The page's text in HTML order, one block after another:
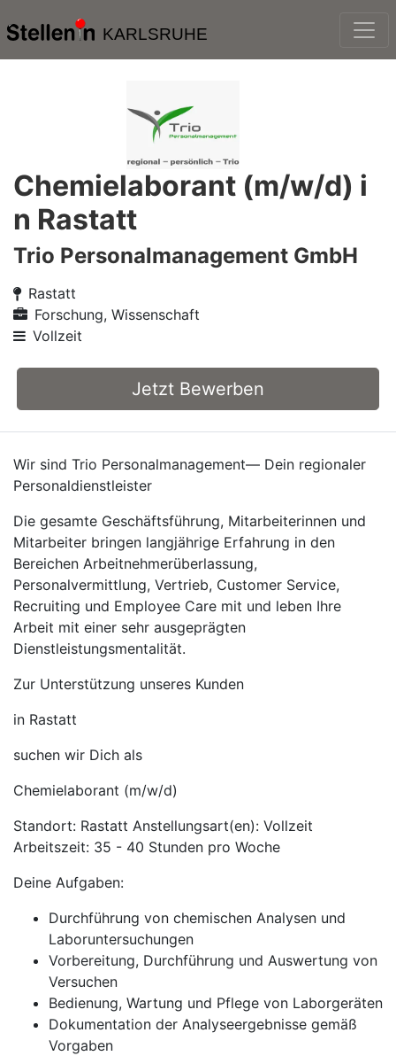
KARLSRUHE
Chemielaborant (m/w/d) i
n Rastatt
Trio Personalmanagement GmbH
Rastatt
Forschung, Wissenschaft
Vollzeit
Jetzt Bewerben
Wir sind Trio Personalmanagement— Dein regionaler
Personaldienstleister
Die gesamte Geschäftsführung, Mitarbeiterinnen und
Mitarbeiter bringen langjährige Erfahrung in den
Bereichen Arbeitnehmerüberlassung,
Personalvermittlung, Vertrieb, Customer Service,
Recruiting und Employee Care mit und leben Ihre
Arbeit mit einer sehr ausgeprägten
Dienstleistungsmentalität.
Zur Unterstützung unseres Kunden
in Rastatt
suchen wir Dich als
Chemielaborant (m/w/d)
Standort: Rastatt Anstellungsart(en): Vollzeit
Arbeitszeit: 35 - 40 Stunden pro Woche
Deine Aufgaben:
Durchführung von chemischen Analysen und
Laboruntersuchungen
Vorbereitung, Durchführung und Auswertung von
Versuchen
Bedienung, Wartung und Pflege von Laborgeräten
Dokumentation der Analyseergebnisse gemäß
Vorgaben